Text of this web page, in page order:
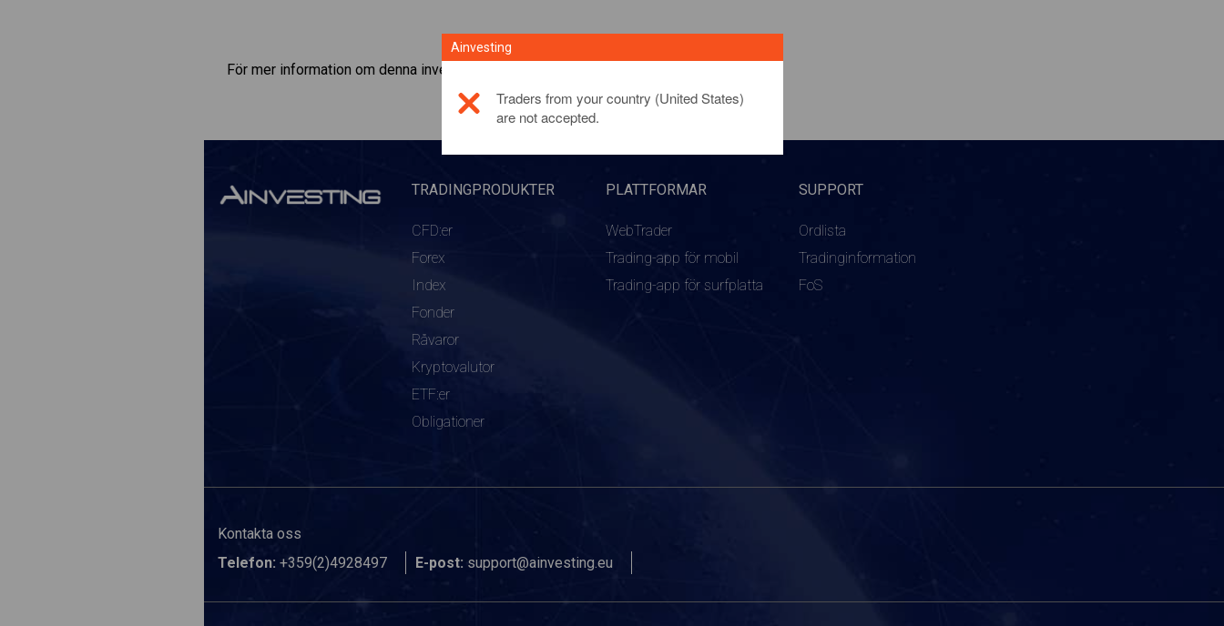
För mer information om denna investeringsprodukt,
TRADINGPRODUKTER
CFD:er
Forex
Index
Fonder
Råvaror
Kryptovalutor
ETF:er
Obligationer
PLATTFORMAR
WebTrader
Trading-app för mobil
Trading-app för surfplatta
SUPPORT
Ordlista
Tradinginformation
FoS
Kontakta oss
Telefon: +359(2)4928497 E-post: support@ainvesting.eu
Ainvesting
Traders from your country (United States)
are not accepted.